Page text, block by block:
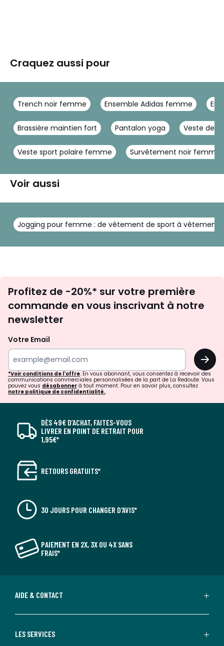
Craquez aussi pour
Trench noir femme Ensemble Adidas femme
Brassière maintien fort Pantalon yoga Veste de
Veste sport polaire femme Survêtement noir femme
Voir aussi
Jogging pour femme : de vêtement de sport à vêtement
newsletter
Profitez de -20%* sur votre première
commande en vous inscrivant à notre
newsletter
Votre Email
OK
*Voir conditions de l'offre. En vous abonnant, vous consentez à recevoir des
communications commerciales personnalisées de la part de La Redoute. Vous
pouvez vous désabonner à tout moment. Pour en savoir plus, consultez
notre politique de confidentialité.
DÈS 49€ D’ACHAT, FAITES-VOUS
LIVRER EN POINT DE RETRAIT POUR
1,95€*
RETOURS GRATUITS*
30 JOURS POUR CHANGER D'AVIS*
PAIEMENT EN 2X, 3X OU 4X SANS
FRAIS*
AIDE & CONTACT
LES SERVICES